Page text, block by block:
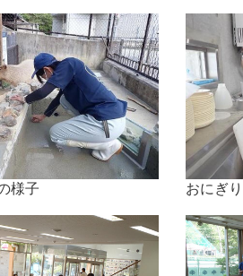
様子 おにぎ